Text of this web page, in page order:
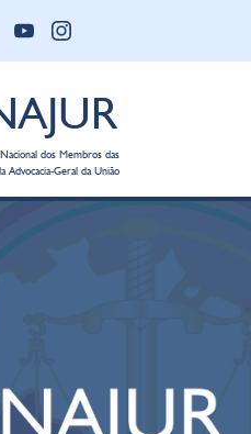
dos Membros das
Advocacia-Geral da União